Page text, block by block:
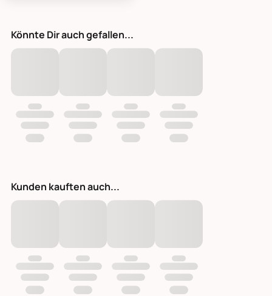
Könnte Dir auch gefallen...
Kunden kauften auch...